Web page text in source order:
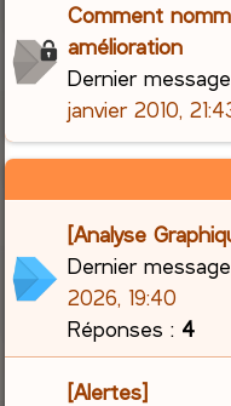
Comment
amélioration
Dernier
janvier 2010,
[Analyse
Dernier
2026, 19:40
Réponses : 4
[Alertes]